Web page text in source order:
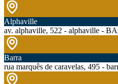
Alphaville
av. alphaville, 522 - alphaville - BA
Barra
rua marquês de caravelas, 495 -